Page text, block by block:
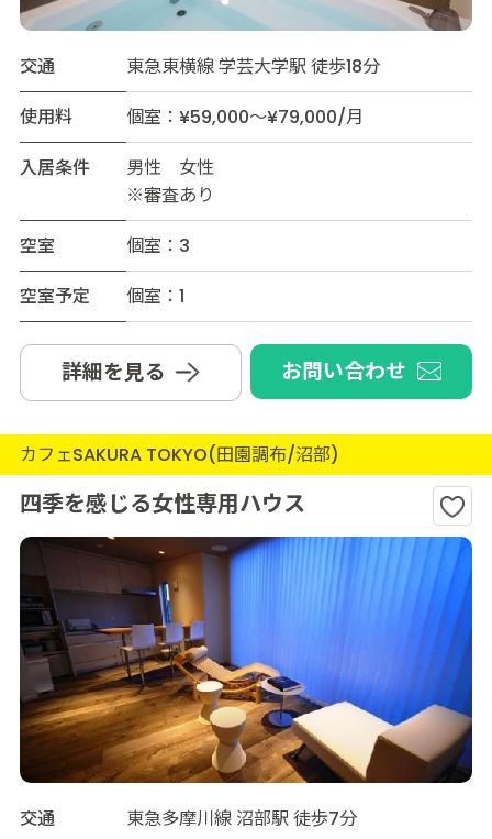
交通
東急東横線 学芸大学駅 徒歩18分
使用料
個室：¥59,000～¥79,000/月
入居条件
男性 女性
※審査あり
空室
個室：3
空室予定
個室：1
詳細を見る お問い合わせ
カフェSAKURA TOKYO(田園調布/沼部)
四季を感じる女性専用ハウス
交通 東急多摩川線 沼部駅 徒歩7分